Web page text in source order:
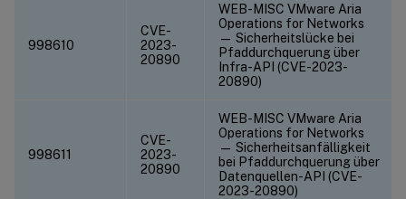
998610
CVE-
2023-
20890
WEB-MISC VMware Aria
Operations for Networks
— Sicherheitslücke bei
Pfaddurchquerung über
Infra-API (CVE-2023-
20890)
998611
CVE-
2023-
20890
WEB-MISC VMware Aria
Operations for Networks
— Sicherheitsanfälligkeit
bei Pfaddurchquerung über
Datenquellen-API (CVE-
2023-20890)